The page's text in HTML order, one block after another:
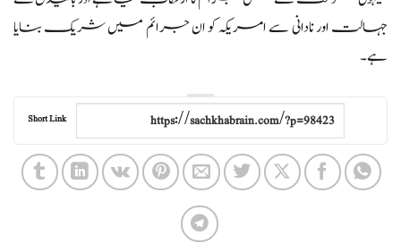
جہالت اور نادانی سے امریکہ کو ان جرائم میں شریک بنایا
ہے۔
Short Link